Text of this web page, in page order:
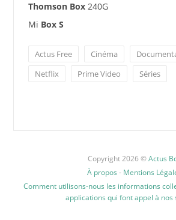
Thomson Box240G
Mi Box S
Actus Free Cinéma
Netflix
Prime Video Séries
Copyright 2026 ©Actus
À propos - Mentions
Comment utilisons-nous les informations
applications qui font appel à nos